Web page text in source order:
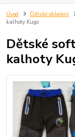
Úvod Dětské oblečení
kalhoty Kugo
Dětské
kalhoty